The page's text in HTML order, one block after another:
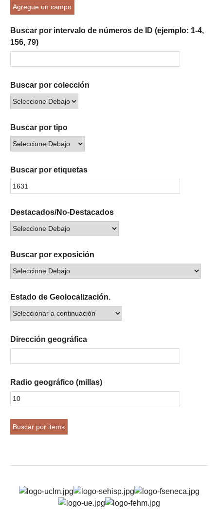
Agregue un campo
Buscar por intervalo de números de ID (ejemplo: 1-4,
156, 79)
Buscar por colección
Buscar por tipo
Buscar por etiquetas
Destacados/No-Destacados
Buscar por exposición
Estado de Geolocalización.
Dirección geográfica
Radio geográfico (millas)